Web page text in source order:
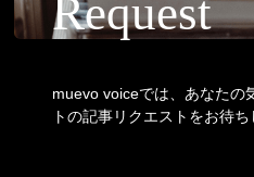
Request
muevo voiceでは、あなたの
トの記事リクエストをお待ち